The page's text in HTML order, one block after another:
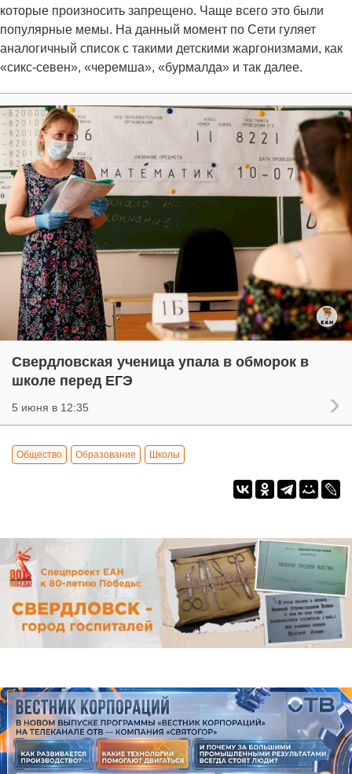
которые произносить запрещено. Чаще всего это были
популярные мемы. На данный момент по Сети гуляет
аналогичный список с такими детскими жаргонизмами, как
«сикс-севен», «черемша», «бурмалда» и так далее.
Свердловская ученица упала в обморок в
школе перед ЕГЭ
5 июня в 12:35
Общество Образование Школы